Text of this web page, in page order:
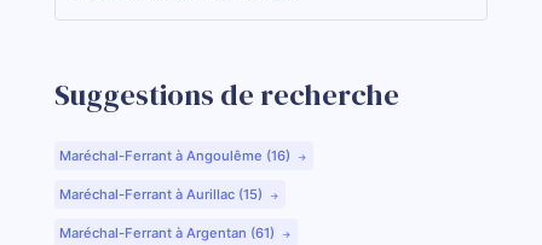
Suggestions de recherche
Maréchal-Ferrant à Angoulême (16)
Maréchal-Ferrant à Aurillac (15)
Maréchal-Ferrant à Argentan (61)